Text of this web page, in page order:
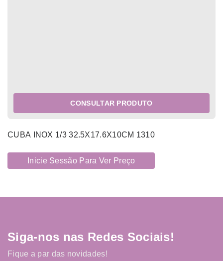
CONSULTAR PRODUTO
CUBA INOX 1/3 32.5X17.6X10CM 1310
Inicie Sessão Para Ver Preço
Siga-nos nas Redes Sociais!
Fique a par das novidades!